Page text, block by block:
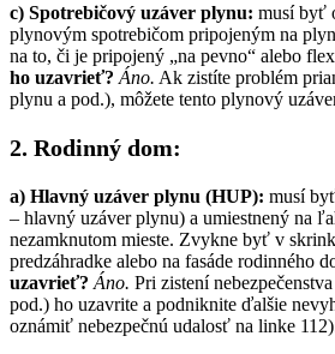
c) Spotrebičový uzáver plynu: musí byť
plynovým spotrebičom pripojeným na
na to, či je pripojený „na pevno“ alebo
ho uzavrieť? Áno. Ak zistíte problém
plynu a pod.), môžete tento plynový
2. Rodinný dom:
a) Hlavný uzáver plynu (HUP): musí
– hlavný uzáver plynu) a umiestnený na
nezamknutom mieste. Zvykne byť v
predzáhradke alebo na fasáde rodinného
uzavrieť? Áno. Pri zistení
pod.) ho uzavrite a podniknite ďalšie
oznámiť nebezpečnú udalosť na linke